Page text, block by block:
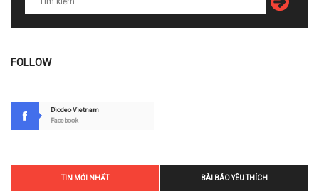
FOLLOW
Diodeo Vietnam
Facebook
TIN MỚI NHẤT BÀI BÁO YÊU THÍCH